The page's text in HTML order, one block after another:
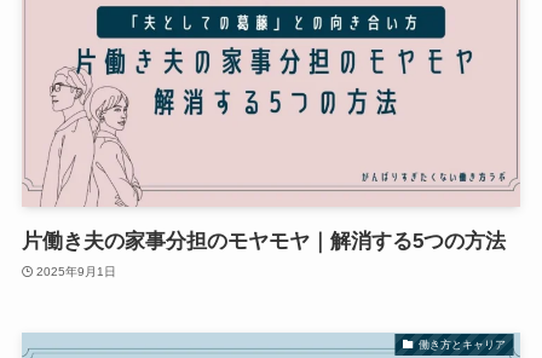
片働き夫の家事分担のモヤモヤ｜解消する5つの方法
2025年9月1日
働き方とキャリア